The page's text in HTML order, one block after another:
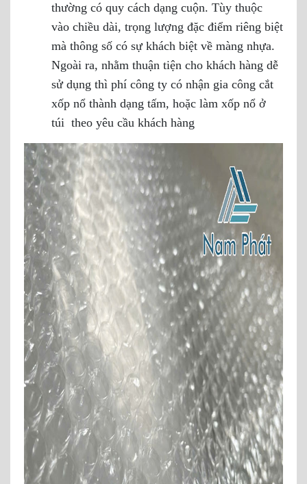
thường có quy cách dạng cuộn. Tùy thuộc
vào chiều dài, trọng lượng đặc điểm riêng biệt
mà thông số có sự khách biệt về màng nhựa.
Ngoài ra, nhằm thuận tiện cho khách hàng dễ
sử dụng thì phí công ty có nhận gia công cắt
xốp nổ thành dạng tấm, hoặc làm xốp nổ ở
túi theo yêu cầu khách hàng